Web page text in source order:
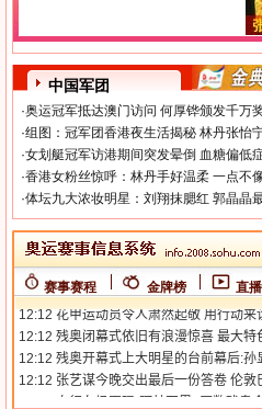
中国军团
·奥运冠军抵达澳门访问 何厚铧颁发千万
·组图：冠军团香港夜生活揭秘 林丹张怡
·女划艇冠军访港期间突发晕倒 血糖偏低
·香港女粉丝惊呼：林丹手好温柔 一点不
·体坛九大浓妆明星：刘翔抹腮红 郭晶晶
赛事赛程 金牌榜 直